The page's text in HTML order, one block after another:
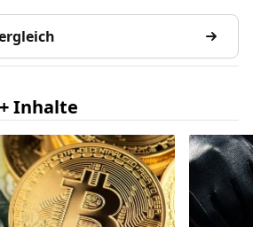
Inhalte